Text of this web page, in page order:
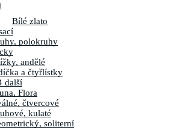
Bílé zlato
polokruhy
andělé
a čtyřlístky
další
Flora
čtvercové
kulaté
soliterní